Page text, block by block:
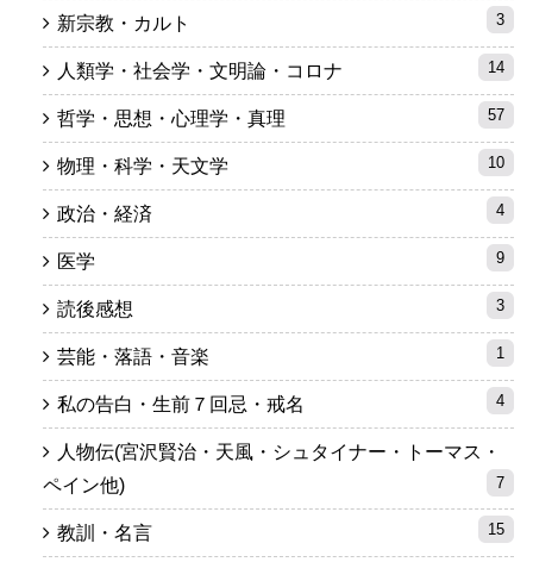
新宗教・カルト 3
人類学・社会学・文明論・コロナ 14
哲学・思想・心理学・真理 57
物理・科学・天文学 10
政治・経済 4
医学 9
読後感想 3
芸能・落語・音楽 1
私の告白・生前７回忌・戒名 4
人物伝(宮沢賢治・天風・シュタイナー・トーマス・
ペイン他)
7
教訓・名言 15